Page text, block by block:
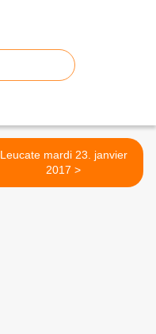
Leucate mardi 23. janvier
2017 >